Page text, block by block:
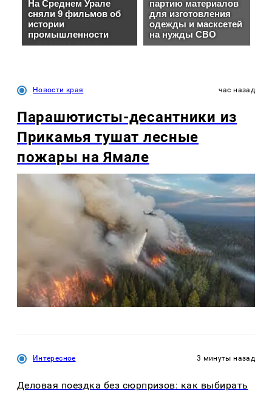
Новости края час назад
Парашютисты-десантники из
Прикамья тушат лесные
пожары на Ямале
Интересное 3 минуты назад
Деловая поездка без сюрпризов: как выбирать